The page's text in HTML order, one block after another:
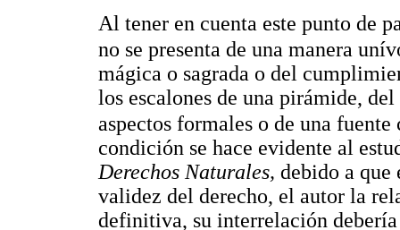
Al tener en cuenta este punto de
no se presenta de una manera
mágica o sagrada o del
los escalones de una pirámide,
aspectos formales o de una
condición se hace evidente al
Derechos Naturales, debido a que
validez del derecho, el autor la
definitiva, su interrelación